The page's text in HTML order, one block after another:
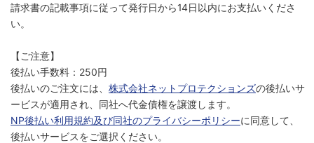
請求書の記載事項に従って発行日から14日以内にお支払いくださ
い。
【ご注意】
後払い手数料：250円
後払いのご注文には、 株式会社ネットプロテクションズの後払いサ
ービスが適用され、同社へ代金債権を譲渡します。
NP後払い利用規約及び同社のプライバシーポリシーに同意して、
後払いサービスをご選択ください。